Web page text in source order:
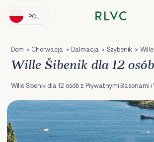
POL
Dom Chorwacja Dalmacja Szybenik
Wille Šibenik dla 12 osób
Wille Sibenik dla 12 osób z Prywatnymi Basenami